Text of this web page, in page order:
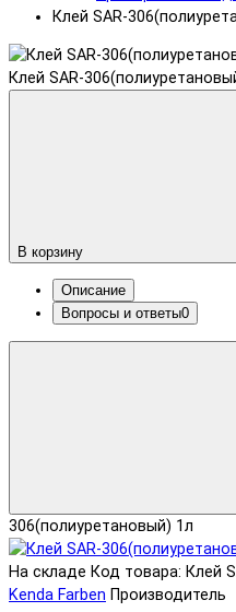
Клей SAR-
Клей SAR-
В корзину
Описание
Вопросы и ответы0
306(полиуретановый) 1л
На складе Код товара: Клей
Kenda Farben Производитель